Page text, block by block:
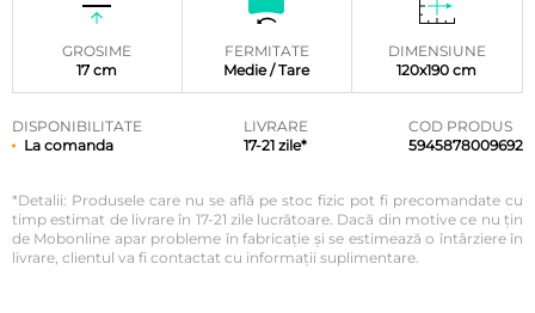
evaluăriGROSIME
17 cm
FERMITATE
Medie / Tare
DIMENSIUNE
120x190 cm
DISPONIBILITATE
La comanda
LIVRARE
17-21 zile*
COD PRODUS
5945878009692
*Detalii: Produsele care nu se află pe stoc fizic pot fi precomandate cu
timp estimat de livrare în 17-21 zile lucrătoare. Dacă din motive ce nu țin
de Mobonline apar probleme în fabricație și se estimează o întârziere în
livrare, clientul va fi contactat cu informații suplimentare.